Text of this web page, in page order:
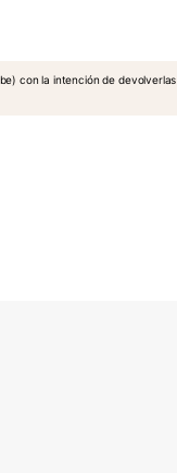
con la intención de devolverlas